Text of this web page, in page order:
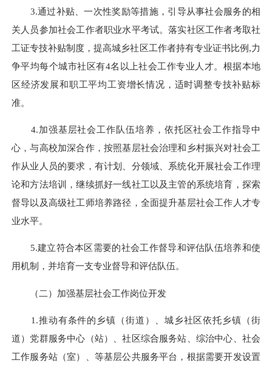
3.通过补贴、一次性奖励等措施，引导从事社会服务的相
关人员参加社会工作者职业水平考试。落实社区工作者考取社
工证专技补贴制度，提高城乡社区工作者持有专业证书比例,力
争平均每个城市社区有4名以上社会工作专业人才。根据本地
区经济发展和职工平均工资增长情况，适时调整专技补贴标
准。
4.加强基层社会工作队伍培养，依托区社会工作指导中
心，与高校加深合作，按照基层社会治理和乡村振兴对社会工
作从业人员的要求，有计划、分领域、系统化开展社会工作理
论和方法培训，继续抓好一线社工以及主管的系统培育，探索
督导以及高级社工师培养路径，全面提升基层社会工作人才专
业水平。
5.建立符合本区需要的社会工作督导和评估队伍培养和使
用机制，并培育一支专业督导和评估队伍。
（二）加强基层社会工作岗位开发
1.推动有条件的乡镇（街道）、城乡社区依托乡镇（街
道）党群服务中心（站）、社区综合服务站、综治中心、社会
工作服务站（室）、等基层公共服务平台，根据需要开发设置